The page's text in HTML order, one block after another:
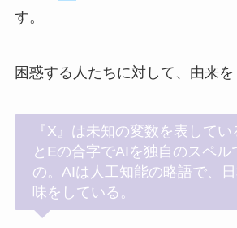
す。
困惑する人たちに対して、由来を
『X』は未知の変数を表して
とEの合字でAIを独自のスペル
の。AIは人工知能の略語で、
味をしている。